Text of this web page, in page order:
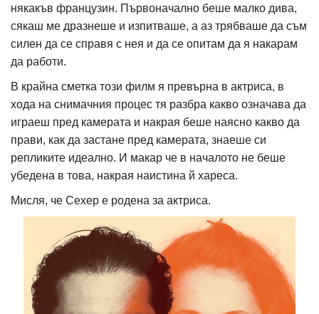
някакъв французин. Първоначално беше малко дива,
сякаш ме дразнеше и изпитваше, а аз трябваше да съм
силен да се справя с нея и да се опитам да я накарам
да работи.
В крайна сметка този филм я превърна в актриса, в
хода на снимачния процес тя разбра какво означава да
играеш пред камерата и накрая беше наясно какво да
прави, как да застане пред камерата, знаеше си
репликите идеално. И макар че в началото не беше
убедена в това, накрая наистина й хареса.
Мисля, че Сехер е родена за актриса.